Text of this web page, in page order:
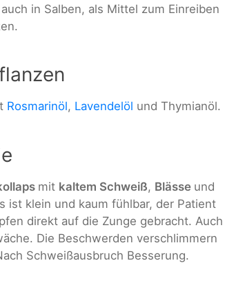
in Salben, als Mittel zum Einreiben
Rosmarinöl, Lavendelöl und Thymianöl.
mit kaltem Schweiß, Blässe und
ist klein und kaum fühlbar, der Patient
direkt auf die Zunge gebracht. Auch
Die Beschwerden verschlimmern
Schweißausbruch Besserung.